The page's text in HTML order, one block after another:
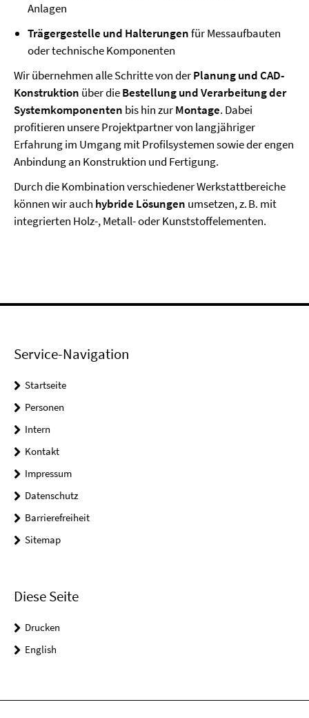
Anlagen
Trägergestelle und Halterungenfür Messaufbauten
oder technische Komponenten
Wir übernehmen alle Schritte von derPlanung und CAD-
Konstruktion über dieBestellung und Verarbeitung der
Systemkomponenten bis hin zurMontage. Dabei
profitieren unsere Projektpartner von langjähriger
Erfahrung im Umgang mit Profilsystemen sowie der engen
Anbindung an Konstruktion und Fertigung.
Durch die Kombination verschiedener Werkstattbereiche
können wir auch hybride Lösungen umsetzen, z. B. mit
integrierten Holz-, Metall- oder Kunststoffelementen.
Service-Navigation
Startseite
Personen
Intern
Kontakt
Impressum
Datenschutz
Barrierefreiheit
Sitemap
Diese Seite
Drucken
English